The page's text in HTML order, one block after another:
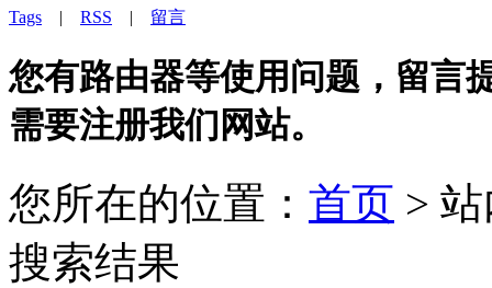
Tags | RSS | 留言
您有路由器等使用问题，留言
需要注册我们网站。
您所在的位置： 首页 >
搜索结果